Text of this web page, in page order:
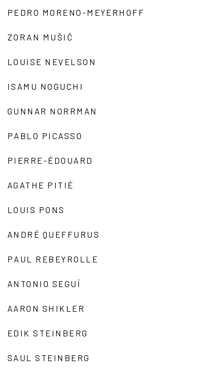
PEDRO MORENO-MEYERHOFF
ZORAN MUŠIČ
LOUISE NEVELSON
ISAMU NOGUCHI
GUNNAR NORRMAN
PABLO PICASSO
PIERRE-ÉDOUARD
AGATHE PITIÉ
LOUIS PONS
ANDRÉ QUEFFURUS
PAUL REBEYROLLE
ANTONIO SEGUÍ
AARON SHIKLER
EDIK STEINBERG
SAUL STEINBERG